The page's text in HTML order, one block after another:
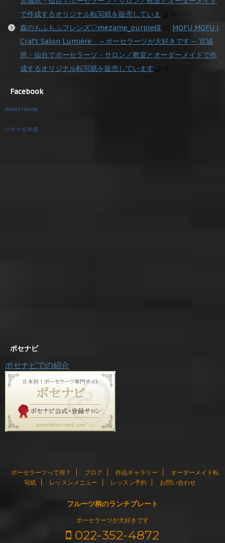
で作成するオリジナル転写紙を販売していま
より
森のもふもふフレンズ♡mezame_purple様 に MOFU MOFU |
Craft Salon Lumière ～ポーセラーツが大好きです～ 宮城
県・仙台でポーセラーツ・サロン／教室とオーダーメイドで作
成するオリジナル転写紙を販売しています
Facebook
Akemi Honda
バナーを作成
ポセナビ
ポセナビでの紹介
ポーセラーツって何？ ブログ 作品ギャラリー
オーダーメイド転
写紙
レッスンメニュー レッスン予約 お問い合わせ
フルーツ柄のランチプレート
ポーセラーツが大好きです
022-352-4872